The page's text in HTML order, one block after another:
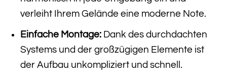
verleiht Ihrem Gelände eine moderne Note.
Einfache Montage:Dank des durchdachten
Systems und der großzügigen Elemente ist
der Aufbau unkompliziert und schnell.